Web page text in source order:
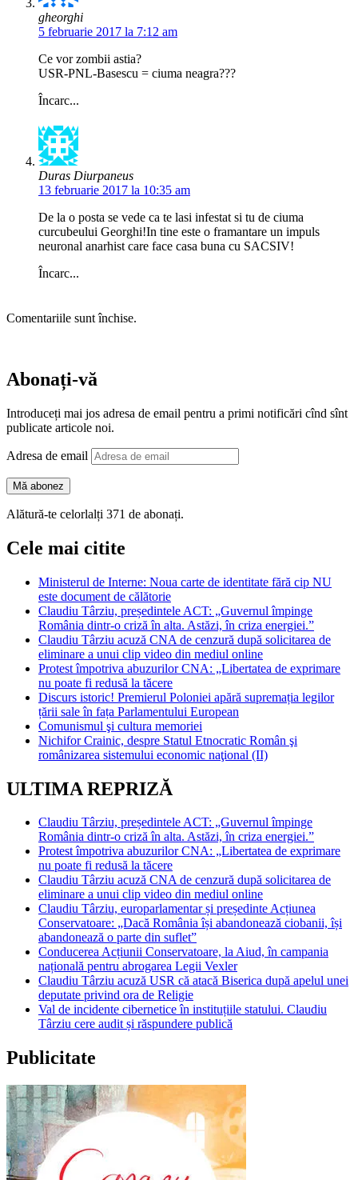
gheorghi
5 februarie 2017 la 7:12 am
Ce vor zombii astia?
USR-PNL-Basescu = ciuma neagra???
Încarc...
Duras Diurpaneus
13 februarie 2017 la 10:35 am
De la o posta se vede ca te lasi infestat si tu de ciuma
curcubeului Georghi!In tine este o framantare un impuls
neuronal anarhist care face casa buna cu SACSIV!
Încarc...
Comentariile sunt închise.
Abonați-vă
Introduceți mai jos adresa de email pentru a primi notificări cînd sînt
publicate articole noi.
Adresa de email
Mă abonez
Alătură-te celorlalți 371 de abonați.
Cele mai citite
Ministerul de Interne: Noua carte de identitate fără cip NU
este document de călătorie
Claudiu Târziu, președintele ACT: „Guvernul împinge
România dintr-o criză în alta. Astăzi, în criza energiei.”
Claudiu Târziu acuză CNA de cenzură după solicitarea de
eliminare a unui clip video din mediul online
Protest împotriva abuzurilor CNA: „Libertatea de exprimare
nu poate fi redusă la tăcere
Discurs istoric! Premierul Poloniei apără supremația legilor
țării sale în fața Parlamentului European
Comunismul şi cultura memoriei
Nichifor Crainic, despre Statul Etnocratic Român şi
românizarea sistemului economic naţional (II)
ULTIMA REPRIZĂ
Claudiu Târziu, președintele ACT: „Guvernul împinge
România dintr-o criză în alta. Astăzi, în criza energiei.”
Protest împotriva abuzurilor CNA: „Libertatea de exprimare
nu poate fi redusă la tăcere
Claudiu Târziu acuză CNA de cenzură după solicitarea de
eliminare a unui clip video din mediul online
Claudiu Târziu, europarlamentar și președinte Acțiunea
Conservatoare: „Dacă România își abandonează ciobanii, își
abandonează o parte din suflet”
Conducerea Acțiunii Conservatoare, la Aiud, în campania
națională pentru abrogarea Legii Vexler
Claudiu Târziu acuză USR că atacă Biserica după apelul unei
deputate privind ora de Religie
Val de incidente cibernetice în instituțiile statului. Claudiu
Târziu cere audit și răspundere publică
Publicitate